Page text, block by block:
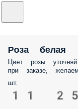
Роза
Цвет розы
при заказе,
шт.
11